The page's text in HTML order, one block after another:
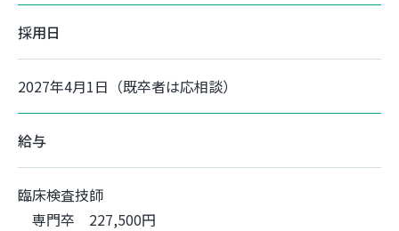
採用日
2027年4月1日（既卒者は応相談）
給与
臨床検査技師
専門卒 227,500円